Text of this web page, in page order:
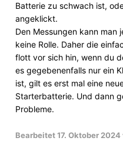
Batterie zu schwach ist,
angeklickt.
Den Messungen kann
keine Rolle. Daher die
flott vor sich hin, wenn du
es gegebenenfalls nur ein
ist, gilt es erst mal eine
Starterbatterie. Und dann
Probleme.
Bearbeitet17. Oktober 2024